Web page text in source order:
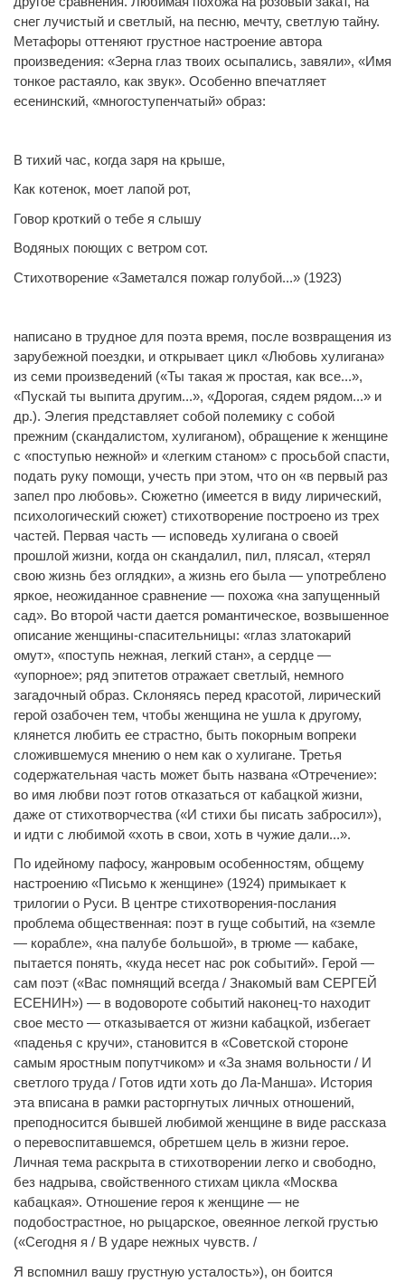
снег лучистый и светлый, на песню, мечту, светлую тайну.
Метафоры оттеняют грустное настроение автора
произведения: «Зерна глаз твоих осыпались, завяли», «Имя
тонкое растаяло, как звук». Особенно впечатляет
есенинский, «многоступенчатый» образ:
В тихий час, когда заря на крыше,
Как котенок, моет лапой рот,
Говор кроткий о тебе я слышу
Водяных поющих с ветром сот.
Стихотворение «Заметался пожар голубой...» (1923)
написано в трудное для поэта время, после возвращения из
зарубежной поездки, и открывает цикл «Любовь хулигана»
из семи произведений («Ты такая ж простая, как все...»,
«Пускай ты выпита другим...», «Дорогая, сядем рядом...» и
др.). Элегия представляет собой полемику с собой
прежним (скандалистом, хулиганом), обращение к женщине
с «поступью нежной» и «легким станом» с просьбой спасти,
подать руку помощи, учесть при этом, что он «в первый раз
запел про любовь». Сюжетно (имеется в виду лирический,
психологический сюжет) стихотворение построено из трех
частей. Первая часть — исповедь хулигана о своей
прошлой жизни, когда он скандалил, пил, плясал, «терял
свою жизнь без оглядки», а жизнь его была — употреблено
яркое, неожиданное сравнение — похожа «на запущенный
сад». Во второй части дается романтическое, возвышенное
описание женщины-спасительницы: «глаз златокарий
омут», «поступь нежная, легкий стан», а сердце —
«упорное»; ряд эпитетов отражает светлый, немного
загадочный образ. Склоняясь перед красотой, лирический
герой озабочен тем, чтобы женщина не ушла к другому,
клянется любить ее страстно, быть покорным вопреки
сложившемуся мнению о нем как о хулигане. Третья
содержательная часть может быть названа «Отречение»:
во имя любви поэт готов отказаться от кабацкой жизни,
даже от стихотворчества («И стихи бы писать забросил»),
и идти с любимой «хоть в свои, хоть в чужие дали...».
По идейному пафосу, жанровым особенностям, общему
настроению «Письмо к женщине» (1924) примыкает к
трилогии о Руси. В центре стихотворения-послания
проблема общественная: поэт в гуще событий, на «земле
— корабле», «на палубе большой», в трюме — кабаке,
пытается понять, «куда несет нас рок событий». Герой —
сам поэт («Вас помнящий всегда / Знакомый вам СЕРГЕЙ
ЕСЕНИН») — в водовороте событий наконец-то находит
свое место — отказывается от жизни кабацкой, избегает
«паденья с кручи», становится в «Советской стороне
самым яростным попутчиком» и «За знамя вольности / И
светлого труда / Готов идти хоть до Ла-Манша». История
эта вписана в рамки расторгнутых личных отношений,
преподносится бывшей любимой женщине в виде рассказа
о перевоспитавшемся, обретшем цель в жизни герое.
Личная тема раскрыта в стихотворении легко и свободно,
без надрыва, свойственного стихам цикла «Москва
кабацкая». Отношение героя к женщине — не
подобострастное, но рыцарское, овеянное легкой грустью
(«Сегодня я / В ударе нежных чувств. /
Я вспомнил вашу грустную усталость»), он боится